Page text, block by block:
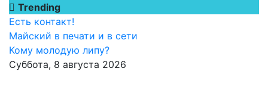
Перейти
содержимому
Trending
Есть контакт!
Майский в печати и в сети
Кому молодую липу?
Суббота, 8 августа 2026